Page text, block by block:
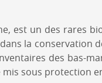
est un des rares
la conservation
des bas-
sous protection